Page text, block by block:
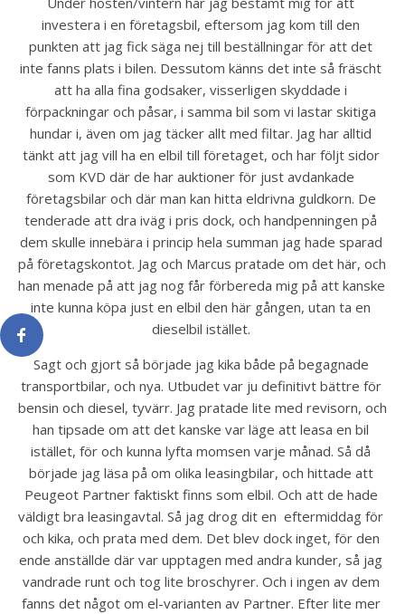
investera i en företagsbil, eftersom jag kom till den
punkten att jag fick säga nej till beställningar för att det
inte fanns plats i bilen. Dessutom känns det inte så fräscht
att ha alla fina godsaker, visserligen skyddade i
förpackningar och påsar, i samma bil som vi lastar skitiga
hundar i, även om jag täcker allt med filtar. Jag har alltid
tänkt att jag vill ha en elbil till företaget, och har följt sidor
som KVD där de har auktioner för just avdankade
företagsbilar och där man kan hitta eldrivna guldkorn. De
tenderade att dra iväg i pris dock, och handpenningen på
dem skulle innebära i princip hela summan jag hade sparad
på företagskontot. Jag och Marcus pratade om det här, och
han menade på att jag nog får förbereda mig på att kanske
inte kunna köpa just en elbil den här gången, utan ta en
dieselbil istället.
Sagt och gjort så började jag kika både på begagnade
transportbilar, och nya. Utbudet var ju definitivt bättre för
bensin och diesel, tyvärr. Jag pratade lite med revisorn, och
han tipsade om att det kanske var läge att leasa en bil
istället, för och kunna lyfta momsen varje månad. Så då
började jag läsa på om olika leasingbilar, och hittade att
Peugeot Partner faktiskt finns som elbil. Och att de hade
väldigt bra leasingavtal. Så jag drog dit en  eftermiddag för
och kika, och prata med dem. Det blev dock inget, för den
ende anställde där var upptagen med andra kunder, så jag
vandrade runt och tog lite broschyrer. Och i ingen av dem
fanns det något om el-varianten av Partner. Efter lite mer